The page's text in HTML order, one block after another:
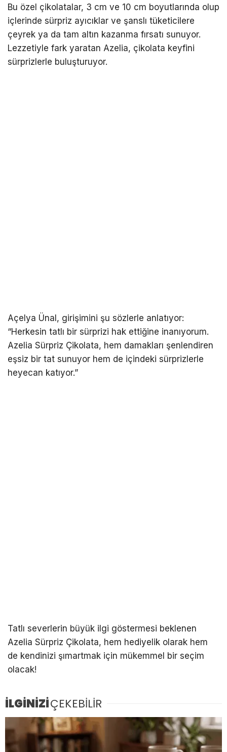
Bu özel çikolatalar, 3 cm ve 10 cm boyutlarında olup
içlerinde sürpriz ayıcıklar ve şanslı tüketicilere
çeyrek ya da tam altın kazanma fırsatı sunuyor.
Lezzetiyle fark yaratan Azelia, çikolata keyfini
sürprizlerle buluşturuyor.
Açelya Ünal, girişimini şu sözlerle anlatıyor:
“Herkesin tatlı bir sürprizi hak ettiğine inanıyorum.
Azelia Sürpriz Çikolata, hem damakları şenlendiren
eşsiz bir tat sunuyor hem de içindeki sürprizlerle
heyecan katıyor.”
Tatlı severlerin büyük ilgi göstermesi beklenen
Azelia Sürpriz Çikolata, hem hediyelik olarak hem
de kendinizi şımartmak için mükemmel bir seçim
olacak!
İLGİNİZİÇEKEBİLİR